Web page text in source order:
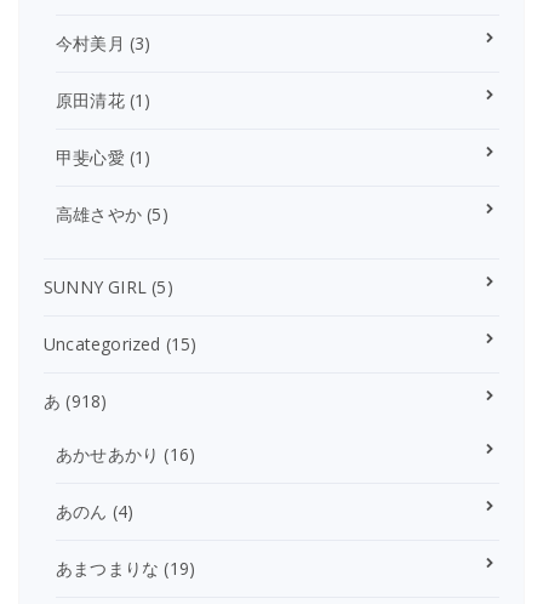
今村美月 (3)
原田清花(1)
甲斐心愛 (1)
高雄さやか (5)
SUNNY GIRL (5)
Uncategorized (15)
あ (918)
あかせあかり (16)
あのん (4)
あまつまりな (19)